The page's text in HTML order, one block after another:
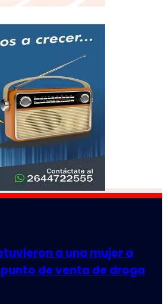
a una mujer a
de venta de droga